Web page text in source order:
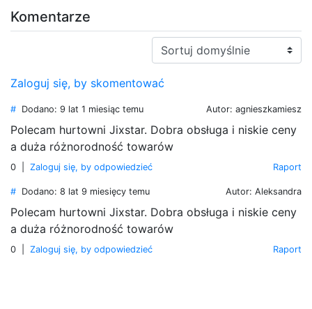
Komentarze
Sortuj
Zaloguj się, by skomentować
# Dodano: 9 lat 1 miesiąc temu Autor: agnieszkamiesz
Polecam hurtowni Jixstar. Dobra obsługa i niskie ceny
a duża różnorodność towarów
0 Zaloguj się, by odpowiedzieć Raport
# Dodano: 8 lat 9 miesięcy temu Autor: Aleksandra
Polecam hurtowni Jixstar. Dobra obsługa i niskie ceny
a duża różnorodność towarów
0 Zaloguj się, by odpowiedzieć Raport